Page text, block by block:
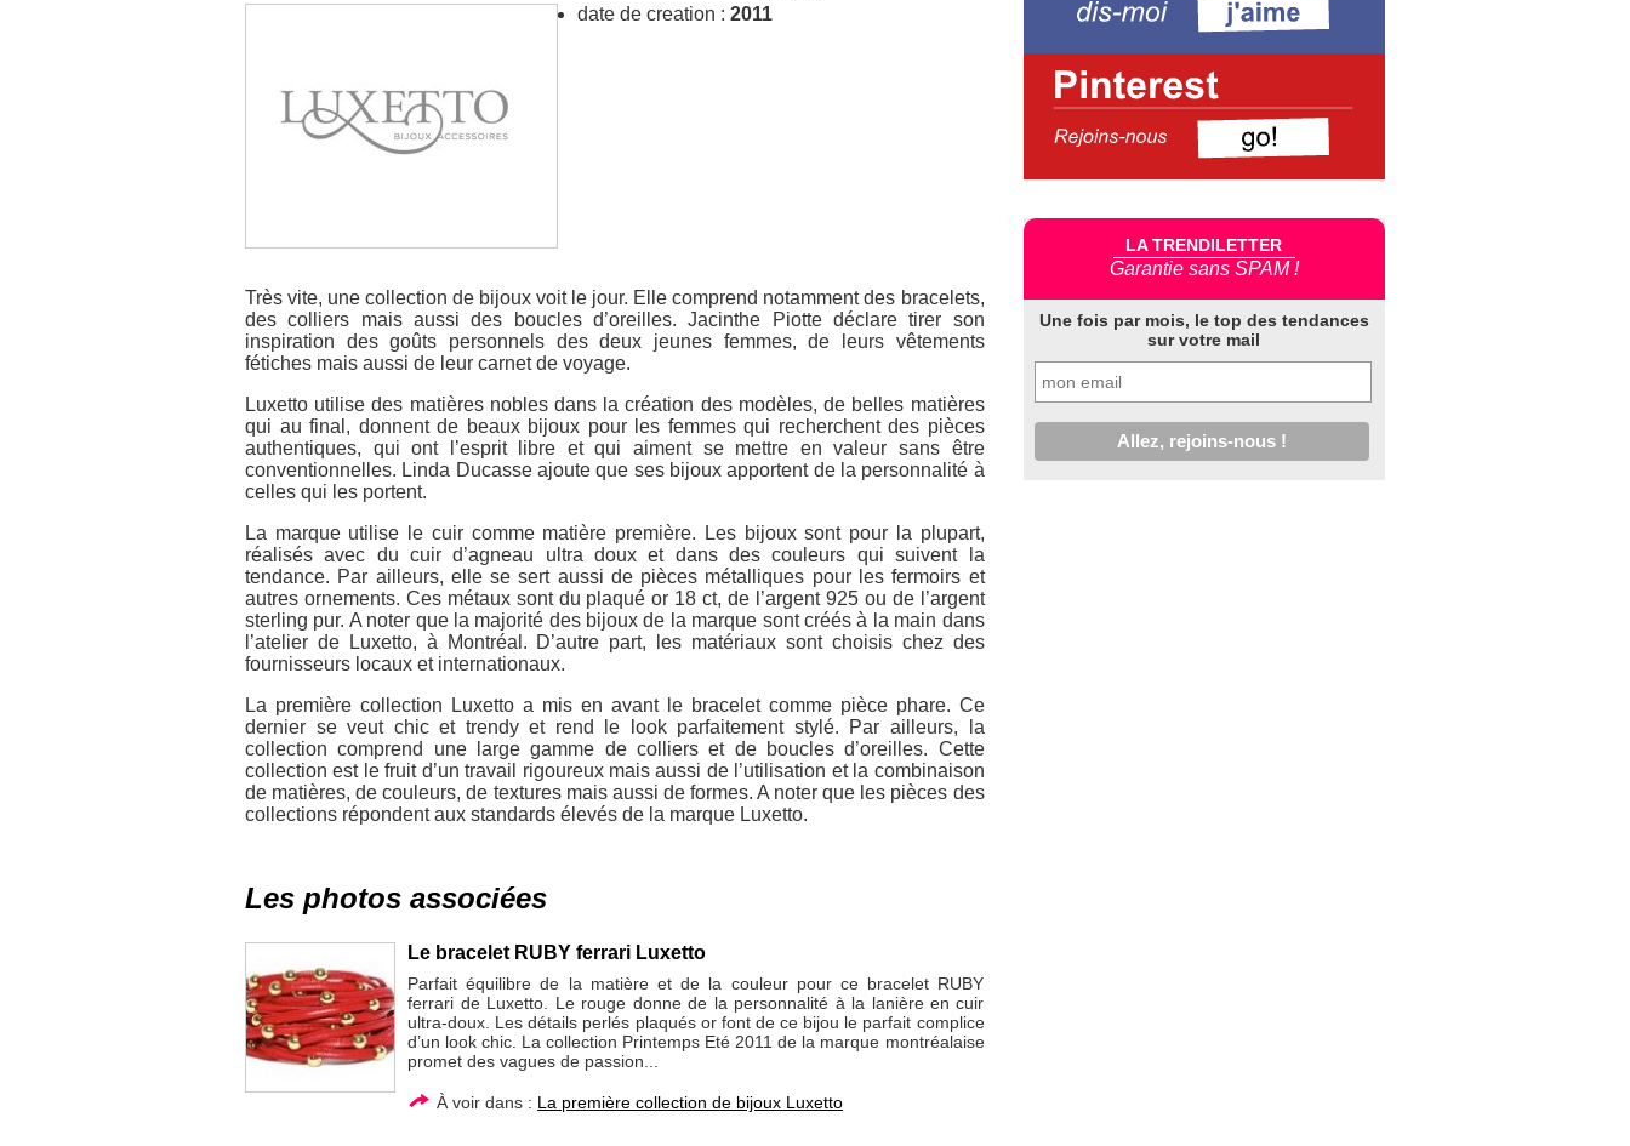
date de creation : 2011
Très vite, une collection de bijoux voit le jour. Elle comprend notamment des bracelets,
des colliers mais aussi des boucles d’oreilles. Jacinthe Piotte déclare tirer son
inspiration des goûts personnels des deux jeunes femmes, de leurs vêtements
fétiches mais aussi de leur carnet de voyage.
Luxetto utilise des matières nobles dans la création des modèles, de belles matières
qui au final, donnent de beaux bijoux pour les femmes qui recherchent des pièces
authentiques, qui ont l’esprit libre et qui aiment se mettre en valeur sans être
conventionnelles. Linda Ducasse ajoute que ses bijoux apportent de la personnalité à
celles qui les portent.
La marque utilise le cuir comme matière première. Les bijoux sont pour la plupart,
réalisés avec du cuir d’agneau ultra doux et dans des couleurs qui suivent la
tendance. Par ailleurs, elle se sert aussi de pièces métalliques pour les fermoirs et
autres ornements. Ces métaux sont du plaqué or 18 ct, de l’argent 925 ou de l’argent
sterling pur. A noter que la majorité des bijoux de la marque sont créés à la main dans
l’atelier de Luxetto, à Montréal. D’autre part, les matériaux sont choisis chez des
fournisseurs locaux et internationaux.
La première collection Luxetto a mis en avant le bracelet comme pièce phare. Ce
dernier se veut chic et trendy et rend le look parfaitement stylé. Par ailleurs, la
collection comprend une large gamme de colliers et de boucles d’oreilles. Cette
collection est le fruit d’un travail rigoureux mais aussi de l’utilisation et la combinaison
de matières, de couleurs, de textures mais aussi de formes. A noter que les pièces des
collections répondent aux standards élevés de la marque Luxetto.
Les photos associées
Le bracelet RUBY ferrari Luxetto
Parfait équilibre de la matière et de la couleur pour ce bracelet RUBY
ferrari de Luxetto. Le rouge donne de la personnalité à la lanière en cuir
ultra-doux. Les détails perlés plaqués or font de ce bijou le parfait complice
d’un look chic. La collection Printemps Eté 2011 de la marque montréalaise
promet des vagues de passion...
À voir dans : La première collection de bijoux Luxetto
LA TRENDILETTER
Garantie sans SPAM !
Une fois par mois, le top des tendances
sur votre mail